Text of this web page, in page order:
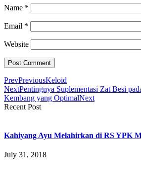
Name *
Email *
Website
PrevPreviousKeloid
NextPentingnya Suplementasi Zat Besi
Kembang yang OptimalNext
Recent Post
Kahiyang Ayu Melahirkan di RS YPK
July 31, 2018